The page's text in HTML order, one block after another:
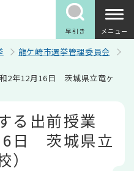
早引き メニュー
龍ケ崎市選挙管理委員会
2年12月16日 茨城県立竜ヶ
る出前授業
日 茨城県立